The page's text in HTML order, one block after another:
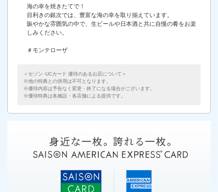
海の幸を焼きたてで！
目利きの銀次では、豊富な海の幸を取り揃えています。
賑やかな雰囲気の中で、生ビールや日本酒と共に自慢の肴をお楽
しみください。
＃モンテローザ
＜セゾン･UCカード 優待のあるお店について＞
他の特典との併用は不可となります。
優待内容は予告なく変更・終了になる場合がございます。
優待特典は各施設・各店舗による提供です。